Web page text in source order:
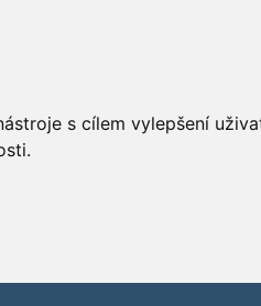
s cílem vylepšení